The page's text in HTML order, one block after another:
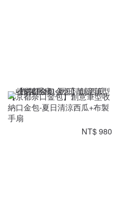
【京都奈口金包】創意筆型收
納口金包-夏日清涼西瓜+布製
手扇
NT$ 980